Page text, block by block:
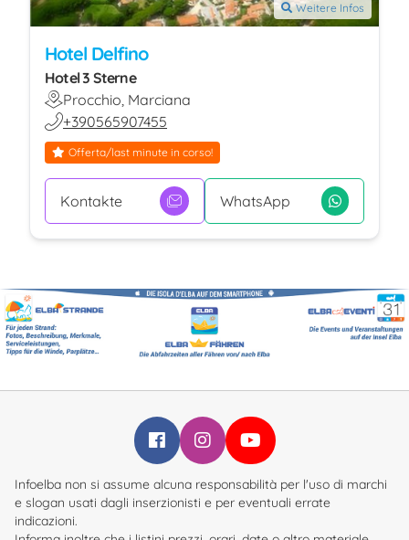
Weitere Infos
Hotel Delfino
Hotel 3 Sterne
Procchio, Marciana
+390565907455
Offerta/last minute in corso!
Kontakte WhatsApp
Infoelba su Facebook
Infoelba su Instagram
Infoelba su YouTube
Infoelba non si assume alcuna responsabilità per l'uso di marchi
e slogan usati dagli inserzionisti e per eventuali errate
indicazioni.